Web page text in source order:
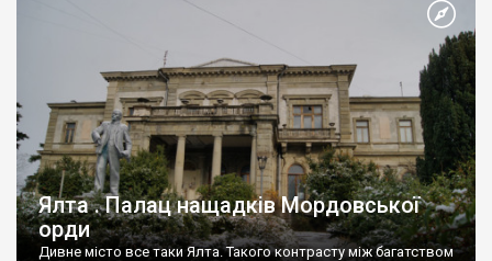
Ялта . Палац нащадків Мордовської
орди
Дивне місто все таки Ялта. Такого контрасту між багатством